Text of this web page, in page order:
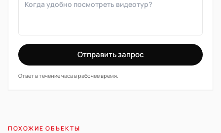
Отправить запрос
Ответ в течение часа в рабочее время.
ПОХОЖИЕ ОБЪЕКТЫ